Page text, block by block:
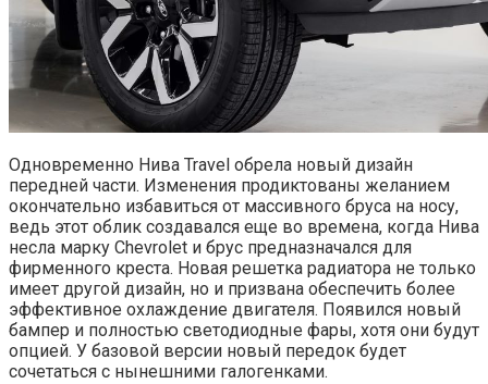
Одновременно Нива Travel обрела новый дизайн
передней части. Изменения продиктованы желанием
окончательно избавиться от массивного бруса на носу,
ведь этот облик создавался еще во времена, когда Нива
несла марку Chevrolet и брус предназначался для
фирменного креста. Новая решетка радиатора не только
имеет другой дизайн, но и призвана обеспечить более
эффективное охлаждение двигателя. Появился новый
бампер и полностью светодиодные фары, хотя они будут
опцией. У базовой версии новый передок будет
сочетаться с нынешними галогенками.